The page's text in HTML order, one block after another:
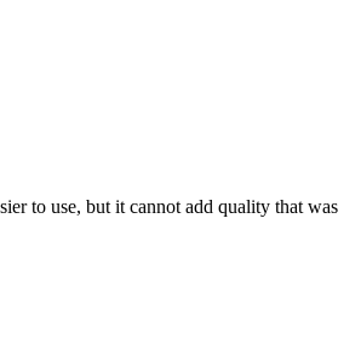
to use, but it cannot add quality that was